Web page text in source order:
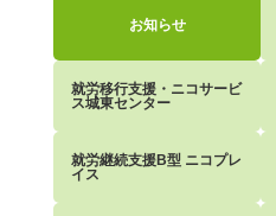
お知らせ
就労移行支援・ニコサービ
ス城東センター
就労継続支援B型 ニコプレ
イス